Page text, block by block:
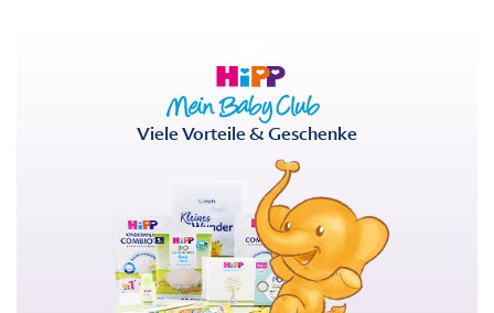
Viele Vorteile & Geschenke